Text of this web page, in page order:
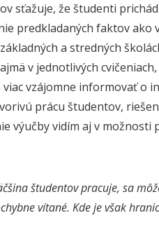
sťažuje, že študenti
predkladaných faktov
a stredných
v jednotlivých
vzájomne informovať o
prácu študentov,
výučby vidím aj v možnosti
študentov pracuje, sa
vítané. Kde je však